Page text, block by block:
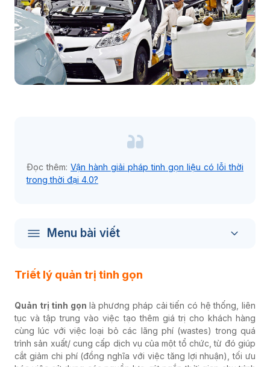
Đọc thêm: Vận hành giải pháp tinh gọn liệu có lỗi thời
trong thời đại 4.0?
Menu bài viết
Triết lý quản trị tinh gọn
Quản trị tinh gọn là phương pháp cải tiến có hệ thống, liên
tục và tập trung vào việc tạo thêm giá trị cho khách hàng
cùng lúc với việc loại bỏ các lãng phí (wastes) trong quá
trình sản xuất/ cung cấp dịch vụ của một tổ chức, từ đó giúp
cắt giảm chi phí (đồng nghĩa với việc tăng lợi nhuận), tối ưu